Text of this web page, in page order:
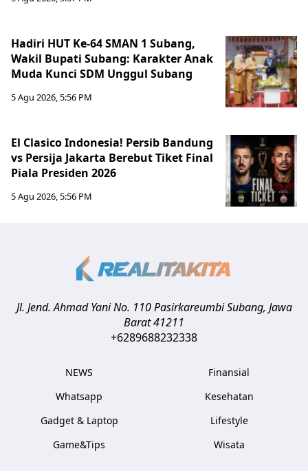
Hadiri HUT Ke-64 SMAN 1 Subang,
Wakil Bupati Subang: Karakter Anak
Muda Kunci SDM Unggul Subang
5 Agu 2026, 5:56 PM
El Clasico Indonesia! Persib Bandung
vs Persija Jakarta Berebut Tiket Final
Piala Presiden 2026
5 Agu 2026, 5:56 PM
Jl. Jend. Ahmad Yani No. 110 Pasirkareumbi Subang, Jawa
Barat41211
+6289688232338
NEWS
Whatsapp
Gadget & Laptop
Game&Tips
Finansial
Kesehatan
Lifestyle
Wisata